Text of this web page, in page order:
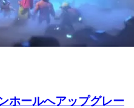
ホールへアップグレー